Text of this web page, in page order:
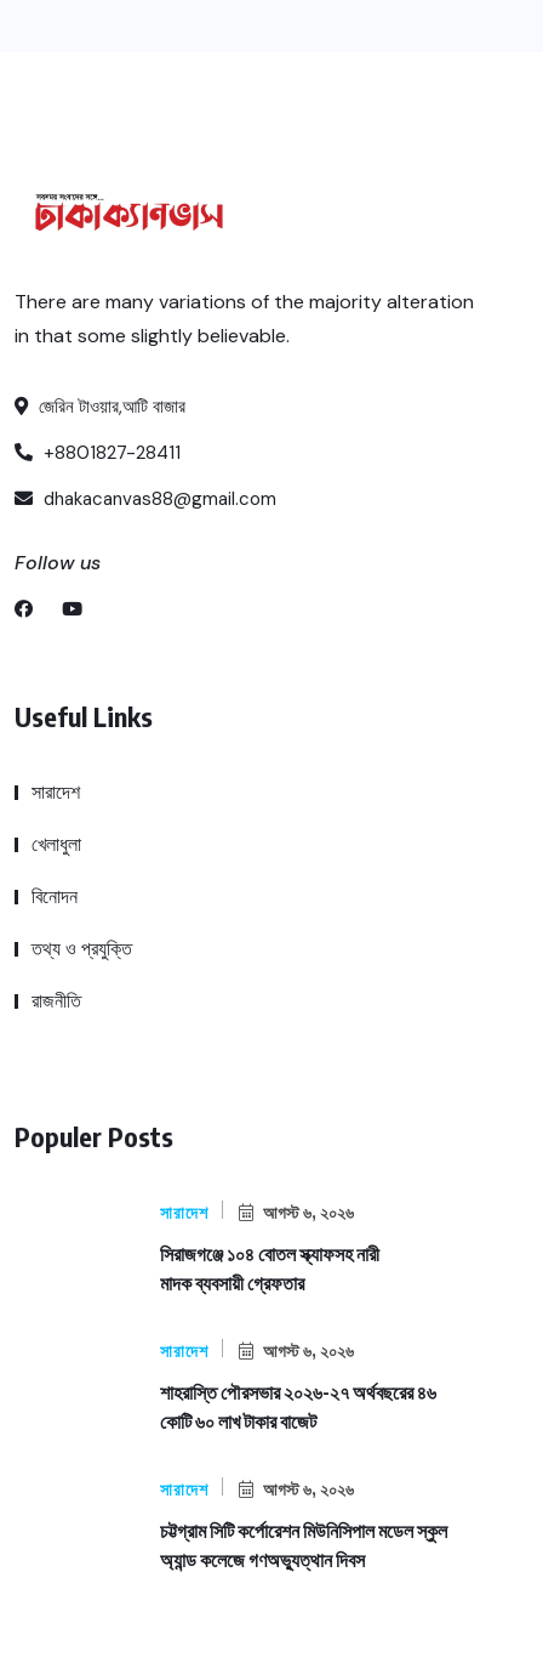
There are many variations of the majority alteration
in that some slightly believable.
জেরিন টাওয়ার,আটি বাজার
+8801827-28411
dhakacanvas88@gmail.com
Follow us
Useful Links
সারাদেশ
খেলাধুলা
বিনোদন
তথ্য ও প্রযুক্তি
রাজনীতি
Populer Posts
সারাদেশ আগস্ট ৬, ২০২৬
সিরাজগঞ্জে ১০৪ বোতল স্ক্যাফসহ নারী
মাদক ব্যবসায়ী গ্রেফতার
সারাদেশ আগস্ট ৬, ২০২৬
শাহরাস্তি পৌরসভার ২০২৬-২৭ অর্থবছরের ৪৬
কোটি ৬০ লাখ টাকার বাজেট
সারাদেশ আগস্ট ৬, ২০২৬
চট্টগ্রাম সিটি কর্পোরেশন মিউনিসিপাল মডেল স্কুল
অ্যান্ড কলেজে গণঅভ্যুত্থান দিবস